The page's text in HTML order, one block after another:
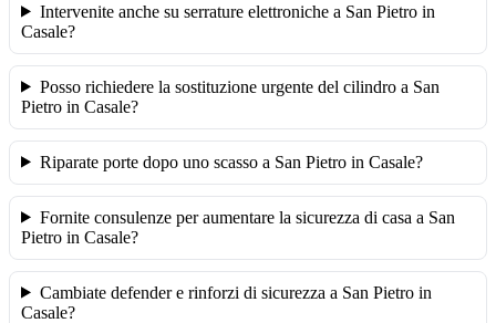
Intervenite anche su serrature elettroniche a San Pietro in
Casale?
Posso richiedere la sostituzione urgente del cilindro a San
Pietro in Casale?
Riparate porte dopo uno scasso a San Pietro in Casale?
Fornite consulenze per aumentare la sicurezza di casa a San
Pietro in Casale?
Cambiate defender e rinforzi di sicurezza a San Pietro in
Casale?